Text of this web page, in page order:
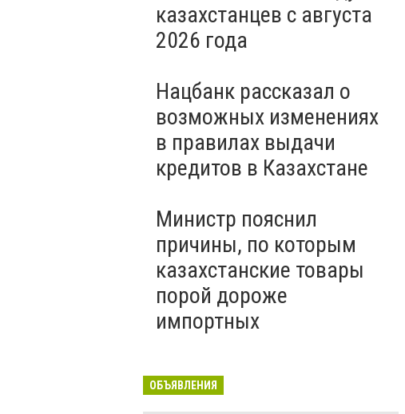
казахстанцев с августа
2026 года
Нацбанк рассказал о
возможных изменениях
в правилах выдачи
кредитов в Казахстане
Министр пояснил
причины, по которым
казахстанские товары
порой дороже
импортных
ОБЪЯВЛЕНИЯ